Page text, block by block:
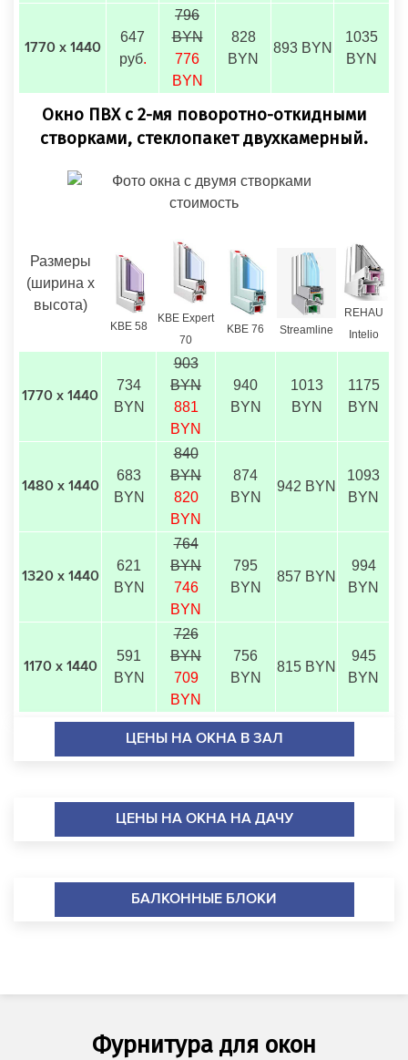
1770 х 1440
647
руб.
796
BYN
776
BYN
828
BYN
893 BYN
1035
BYN
Окно ПВХ с 2-мя поворотно-откидными
створками, стеклопакет двухкамерный.
Размеры
(ширина х
высота)
KBE 58
KBE Expert
70
KBE 76 Streamline
REHAU
Intelio
1770 х 1440
734
BYN
903
BYN
881
BYN
940
BYN
1013
BYN
1175
BYN
1480 х 1440
683
BYN
840
BYN
820
BYN
874
BYN
942 BYN
1093
BYN
1320 х 1440
621
BYN
764
BYN
746
BYN
795
BYN
857 BYN
994
BYN
1170 х 1440
591
BYN
726
BYN
709
BYN
756
BYN
815 BYN
945
BYN
ЦЕНЫ НА ОКНА В ЗАЛ
ЦЕНЫ НА ОКНА НА ДАЧУ
БАЛКОННЫЕ БЛОКИ
Фурнитура для окон